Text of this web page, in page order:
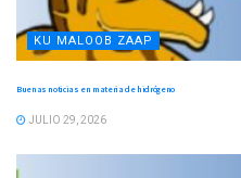
KU MALOOB ZAAP
Buenas noticias en materia de hidrógeno
JULIO 29, 2026